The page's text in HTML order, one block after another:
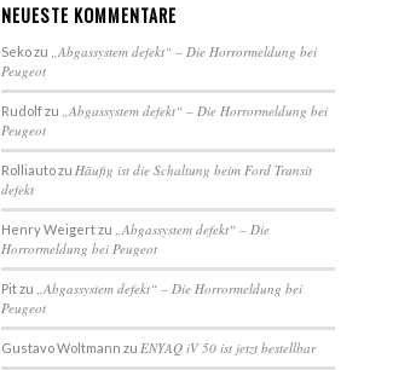
NEUESTE KOMMENTARE
Sekozu
„Abgassystem defekt“ – Die Horrormeldung bei
Peugeot
Rudolfzu
„Abgassystem defekt“ – Die Horrormeldung bei
Peugeot
Rolliautozu Häufig ist die Schaltung beim Ford Transit
defekt
Henry Weigertzu
„Abgassystem defekt“ – Die
Horrormeldung bei Peugeot
Pitzu
„Abgassystem defekt“ – Die Horrormeldung bei
Peugeot
Gustavo Woltmann zu ENYAQ iV 50 ist jetzt bestellbar